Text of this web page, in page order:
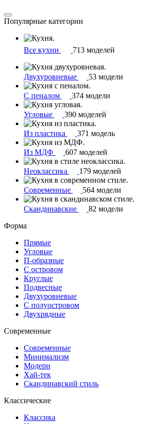
Популярные категории
Все кухни 713 моделей
Двухуровневые 53 модели
С пеналом 374 модели
Угловые 390 моделей
Из пластика 371 модель
Из МДФ 607 моделей
Неоклассика 179 моделей
Современные 564 модели
Скандинавские
82 модели
Форма
Прямые
Угловые
П-образные
С островом
Круглые
Подвесные
Двухуровневые
С полуостровом
Двухрядные
Современные
Современные
Минимализм
Модерн
Хай-тек
Скандинавский стиль
Классические
Классика